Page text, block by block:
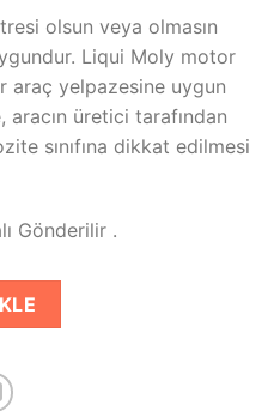
olsun veya olmasın
Liqui Moly motor
araç yelpazesine uygun
üretici tarafından
sınıfına dikkat edilmesi
Gönderilir .
4600 Motor Yağı Tam Sentetik